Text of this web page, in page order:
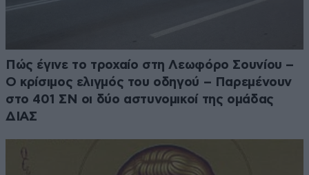
Πώς έγινε το τροχαίο στη Λεωφόρο Σουνίου –
Ο κρίσιμος ελιγμός του οδηγού – Παρεμένουν
στο 401 ΣΝ οι δύο αστυνομικοί της ομάδας
ΔΙΑΣ